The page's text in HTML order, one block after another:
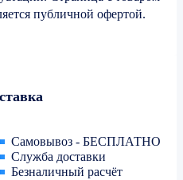
публичной офертой.
Самовывоз - БЕСПЛАТНО
Служба доставки
Безналичный расчёт